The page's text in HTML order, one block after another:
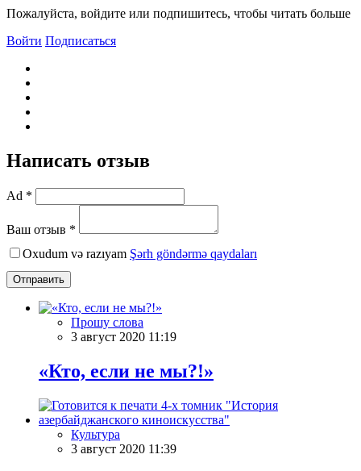
Пожалуйста, войдите или подпишитесь, чтобы читать больше
Войти Подписаться
Написать отзыв
Ad *
Ваш отзыв *
Oxudum və razıyam Şərh göndərmə qaydaları
Отправить
Прошу слова
3 август 2020 11:19
«Кто, если не мы?!»
Культура
3 август 2020 11:39